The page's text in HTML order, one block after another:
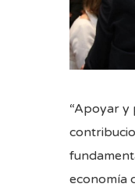
“Apoyar y
economía